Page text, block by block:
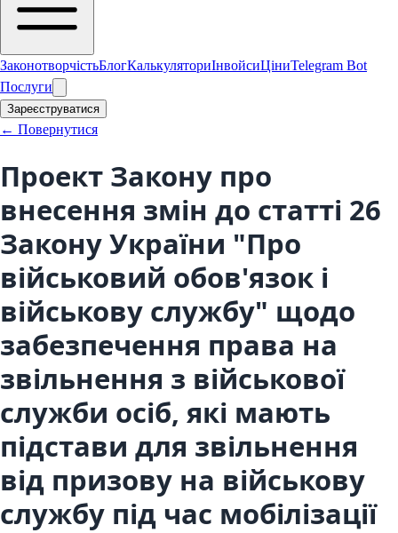
ЗаконотворчістьБлогКалькуляториІнвойсиЦіниTelegram Bot
Послуги
Зареєструватися
← Повернутися
Проект Закону про
внесення змін до статті 26
Закону України "Про
військовий обов'язок і
військову службу" щодо
забезпечення права на
звільнення з військової
служби осіб, які мають
підстави для звільнення
від призову на військову
службу під час мобілізації